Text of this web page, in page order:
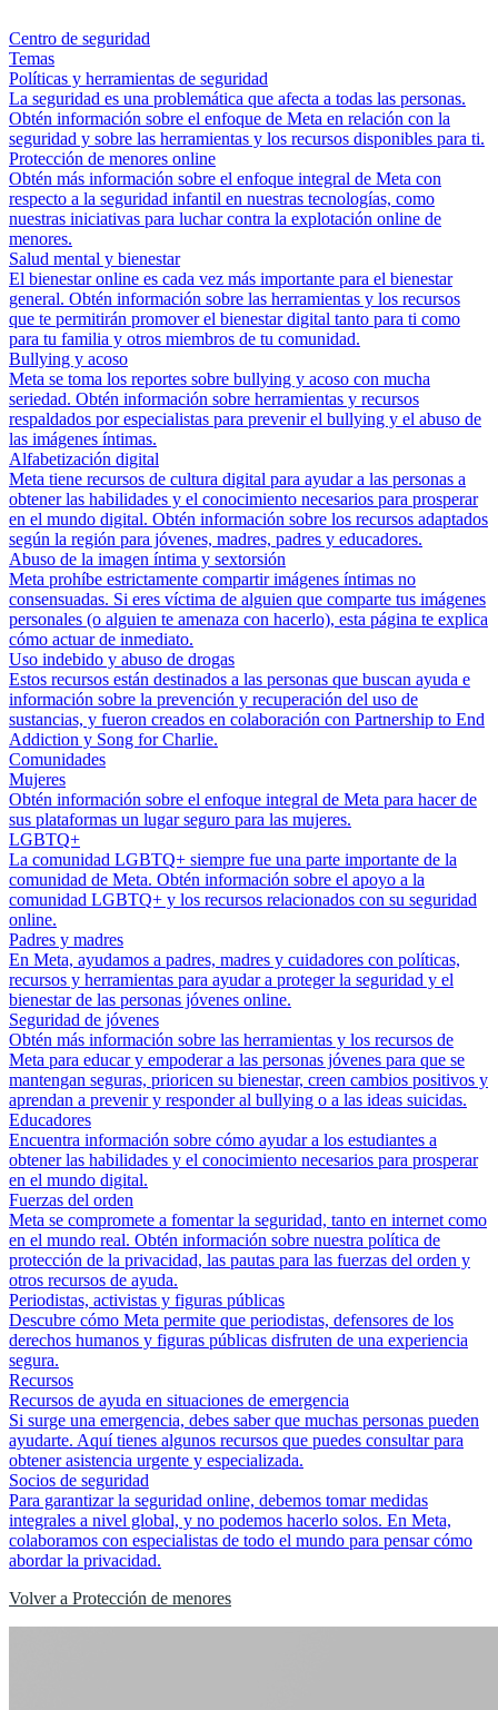
Centro de seguridad
Temas
Políticas y herramientas de seguridad
La seguridad es una problemática que afecta a todas las personas.
Obtén información sobre el enfoque de Meta en relación con la
seguridad y sobre las herramientas y los recursos disponibles para ti.
Protección de menores online
Obtén más información sobre el enfoque integral de Meta con
respecto a la seguridad infantil en nuestras tecnologías, como
nuestras iniciativas para luchar contra la explotación online de
menores.
Salud mental y bienestar
El bienestar online es cada vez más importante para el bienestar
general. Obtén información sobre las herramientas y los recursos
que te permitirán promover el bienestar digital tanto para ti como
para tu familia y otros miembros de tu comunidad.
Bullying y acoso
Meta se toma los reportes sobre bullying y acoso con mucha
seriedad. Obtén información sobre herramientas y recursos
respaldados por especialistas para prevenir el bullying y el abuso de
las imágenes íntimas.
Alfabetización digital
Meta tiene recursos de cultura digital para ayudar a las personas a
obtener las habilidades y el conocimiento necesarios para prosperar
en el mundo digital. Obtén información sobre los recursos adaptados
según la región para jóvenes, madres, padres y educadores.
Abuso de la imagen íntima y sextorsión
Meta prohíbe estrictamente compartir imágenes íntimas no
consensuadas. Si eres víctima de alguien que comparte tus imágenes
personales (o alguien te amenaza con hacerlo), esta página te explica
cómo actuar de inmediato.
Uso indebido y abuso de drogas
Estos recursos están destinados a las personas que buscan ayuda e
información sobre la prevención y recuperación del uso de
sustancias, y fueron creados en colaboración con Partnership to End
Addiction y Song for Charlie.
Comunidades
Mujeres
Obtén información sobre el enfoque integral de Meta para hacer de
sus plataformas un lugar seguro para las mujeres.
LGBTQ+
La comunidad LGBTQ+ siempre fue una parte importante de la
comunidad de Meta. Obtén información sobre el apoyo a la
comunidad LGBTQ+ y los recursos relacionados con su seguridad
online.
Padres y madres
En Meta, ayudamos a padres, madres y cuidadores con políticas,
recursos y herramientas para ayudar a proteger la seguridad y el
bienestar de las personas jóvenes online.
Seguridad de jóvenes
Obtén más información sobre las herramientas y los recursos de
Meta para educar y empoderar a las personas jóvenes para que se
mantengan seguras, prioricen su bienestar, creen cambios positivos y
aprendan a prevenir y responder al bullying o a las ideas suicidas.
Educadores
Encuentra información sobre cómo ayudar a los estudiantes a
obtener las habilidades y el conocimiento necesarios para prosperar
en el mundo digital.
Fuerzas del orden
Meta se compromete a fomentar la seguridad, tanto en internet como
en el mundo real. Obtén información sobre nuestra política de
protección de la privacidad, las pautas para las fuerzas del orden y
otros recursos de ayuda.
Periodistas, activistas y figuras públicas
Descubre cómo Meta permite que periodistas, defensores de los
derechos humanos y figuras públicas disfruten de una experiencia
segura.
Recursos
Recursos de ayuda en situaciones de emergencia
Si surge una emergencia, debes saber que muchas personas pueden
ayudarte. Aquí tienes algunos recursos que puedes consultar para
obtener asistencia urgente y especializada.
Socios de seguridad
Para garantizar la seguridad online, debemos tomar medidas
integrales a nivel global, y no podemos hacerlo solos. En Meta,
colaboramos con especialistas de todo el mundo para pensar cómo
abordar la privacidad.
Volver a Protección de menores